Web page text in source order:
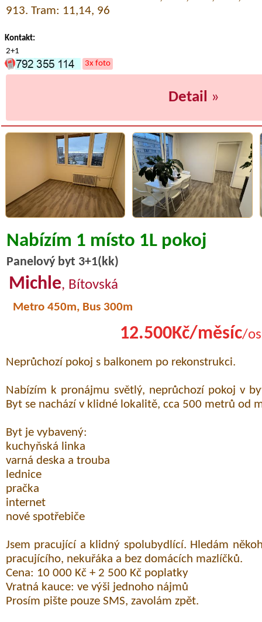
913. Tram: 11,14, 96
Kontakt:
2+1
3x foto
Detail »
Nabízím 1 místo 1L pokoj
Panelový byt 3+1(kk)
Michle, Bítovská
Metro 450m, Bus 300m
12.500Kč/měsíc/
Neprůchozí pokoj s balkonem po rekonstrukci.
Nabízím k pronájmu světlý, neprůchozí pokoj v
Byt se nachází v klidné lokalitě, cca 500 metrů od
Byt je vybavený:
kuchyňská linka
varná deska a trouba
lednice
pračka
internet
nové spotřebiče
Jsem pracující a klidný spolubydlící. Hledám
pracujícího, nekuřáka a bez domácích mazlíčků.
Cena: 10 000 Kč + 2 500 Kč poplatky
Vratná kauce: ve výši jednoho nájmů
Prosím pište pouze SMS, zavolám zpět.